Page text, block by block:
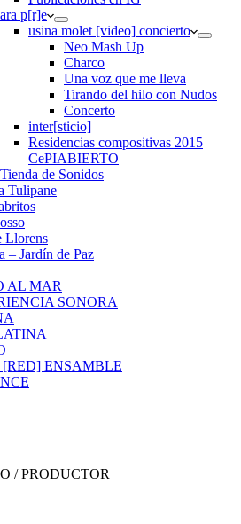
p[r]e
usina molet [video] concierto
Neo Mash Up
Charco
Una voz que me lleva
Tirando del hilo con Nudos
Concerto
inter[sticio]
Residencias compositivas 2015
CePIABIERTO
de Sonidos
Tulipane
Llorens
– Jardín de Paz
AL MAR
SONORA
[RED] ENSAMBLE
/ PRODUCTOR